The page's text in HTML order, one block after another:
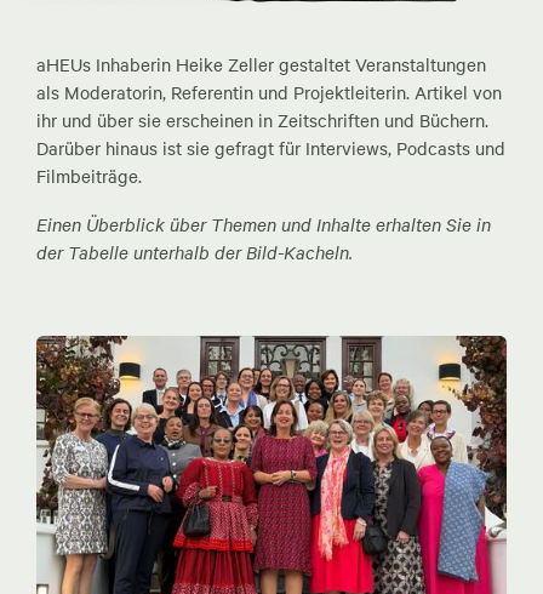
aHEUs Inhaberin Heike Zeller gestaltet Veranstaltungen
als Moderatorin, Referentin und Projektleiterin. Artikel von
ihr und über sie erscheinen in Zeitschriften und Büchern.
Darüber hinaus ist sie gefragt für Interviews, Podcasts und
Filmbeiträge.
Einen Überblick über Themen und Inhalte erhalten Sie in
der Tabelle unterhalb der Bild-Kacheln.